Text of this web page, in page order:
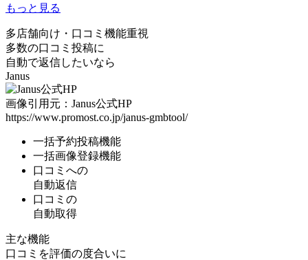
もっと見る
多店舗向け ・ 口コミ機能重視
多数の口コミ投稿に
自動で返信したいなら
Janus
画像引用元：Janus公式HP
https://www.promost.co.jp/janus-gmbtool/
一括予約投稿機能
一括画像登録機能
口コミへの
自動返信
口コミの
自動取得
主な機能
口コミを評価の度合いに